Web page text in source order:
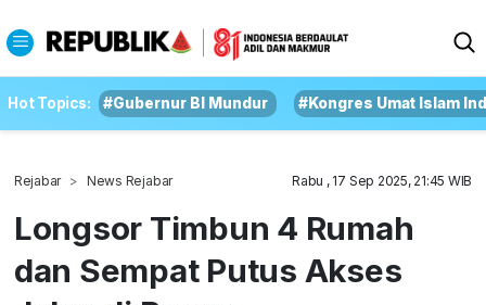
Hot Topics: #Gubernur BI Mundur #Kongres Umat Islam
Rejabar News Rejabar Rabu , 17 Sep 2025, 21:45 WIB
Longsor Timbun 4 Rumah
dan Sempat Putus Akses